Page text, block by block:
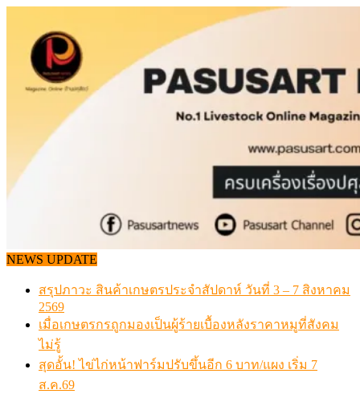
content
NEWS UPDATE
สรุปภาวะ สินค้าเกษตรประจำสัปดาห์ วันที่ 3 – 7 สิงหาคม
2569
เมื่อเกษตรกรถูกมองเป็นผู้ร้ายเบื้องหลังราคาหมูที่สังคม
ไม่รู้
สุดอั้น! ไข่ไก่หน้าฟาร์มปรับขึ้นอีก 6 บาท/แผง เริ่ม 7
ส.ค.69